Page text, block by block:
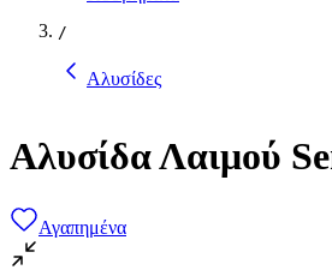
/
Αλυσίδες
Αλυσίδα Λαιμού
Αγαπημένα